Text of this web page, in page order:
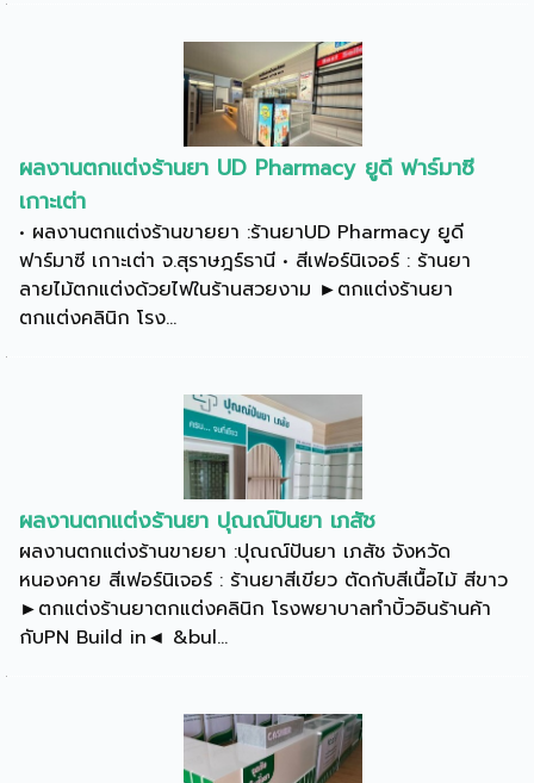
ผลงานตกแต่งร้านยา UD Pharmacy ยูดี ฟาร์มาซี
เกาะเต่า
• ผลงานตกแต่งร้านขายยา :ร้านยาUD Pharmacy ยูดี
ฟาร์มาซี เกาะเต่า จ.สุราษฎร์ธานี • สีเฟอร์นิเจอร์ : ร้านยา
ลายไม้ตกแต่งด้วยไฟในร้านสวยงาม ►ตกแต่งร้านยา
ตกแต่งคลินิก โรง...
ผลงานตกแต่งร้านยา ปุณณ์ปันยา เภสัช
ผลงานตกแต่งร้านขายยา :ปุณณ์ปันยา เภสัช จังหวัด
หนองคาย สีเฟอร์นิเจอร์ : ร้านยาสีเขียว ตัดกับสีเนื้อไม้ สีขาว
►ตกแต่งร้านยาตกแต่งคลินิก โรงพยาบาลทำบิ้วอินร้านค้า
กับPN Build in◄ &bul...